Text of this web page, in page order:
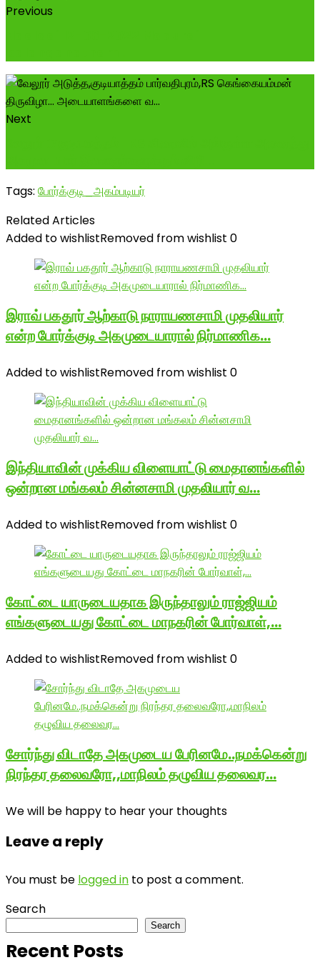
Previous
Next
Tags: போர்க்குடி_அகம்படியர்
Related Articles
Added to wishlistRemoved from wishlist 0
இராவ் பகதூர் ஆற்காடு நாராயணசாமி முதலியார்
என்ற போர்க்குடி அகமுடையாரால் நிர்மாணிக…
Added to wishlistRemoved from wishlist 0
இந்தியாவின் முக்கிய விளையாட்டு மைதானங்களில்
ஒன்றான மங்கலம் சின்னசாமி முதலியார் வ…
Added to wishlistRemoved from wishlist 0
கோட்டை யாருடையதாக இருந்தாலும் ராஜ்ஜியம்
எங்களுடையது கோட்டை மாநகரின் போர்வாள்,…
Added to wishlistRemoved from wishlist 0
சோர்ந்து விடாதே அகமுடைய பேரினமே..நமக்கென்று
நிரந்தர தலைவரோ,,மாநிலம் தழுவிய தலைவர…
We will be happy to hear your thoughts
Leave a reply
You must be logged in to post a comment.
Search
Search
Recent Posts